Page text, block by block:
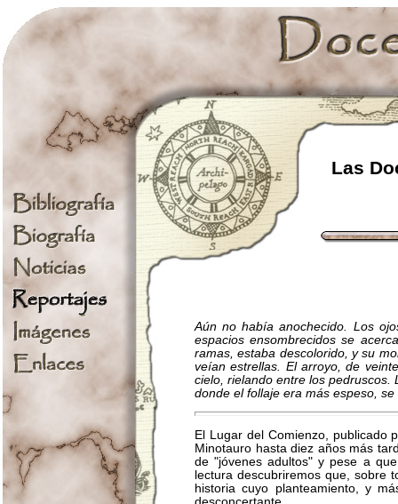
Las
Aún no había anochecido. Los
espacios ensombrecidos se
ramas, estaba descolorido, y su
veían estrellas. El arroyo, de
cielo, rielando entre los
donde el follaje era más espeso,
El Lugar del Comienzo, publicado
Minotauro hasta diez años más
de "jóvenes adultos" y pese a
lectura descubriremos que, sobre
historia cuyo planteamiento, y